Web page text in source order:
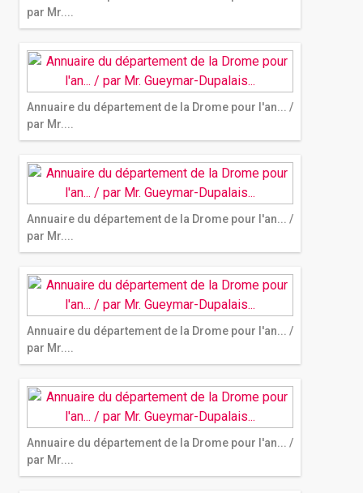
par Mr....
Annuaire du département de la Drome pour l'an... /
par Mr....
Annuaire du département de la Drome pour l'an... /
par Mr....
Annuaire du département de la Drome pour l'an... /
par Mr....
Annuaire du département de la Drome pour l'an... /
par Mr....